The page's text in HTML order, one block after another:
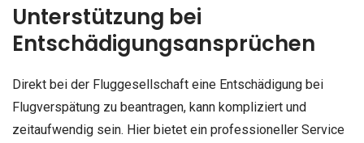
Unterstützung bei
Entschädigungsansprüchen
Direkt bei der Fluggesellschaft eine Entschädigung bei
Flugverspätung zu beantragen, kann kompliziert und
zeitaufwendig sein. Hier bietet ein professioneller Service